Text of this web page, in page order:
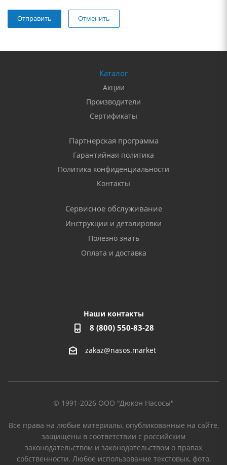
Отменить
Каталог
Акции
Производители
Сертификаты
Партнерская программа
Гарантийная политика
Политика конфиденциальности
Контакты
Сервисное обслуживание
Инструкции и деталировки
Полезно знать
Оплата и доставка
Наши контакты
8 (800) 550-83-28
zakaz@nasos.market
© 1991-2026 ООО "Дюкон Насосы"
Все права на любые материалы, опубликованные на сайте,
защищены в соответствии с российским
законодательством и законодательством о правах
собственности. Любое использование текстовых, фото,